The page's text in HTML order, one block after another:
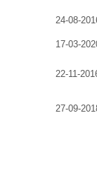
24-08-
17-03-
22-11-
27-09-